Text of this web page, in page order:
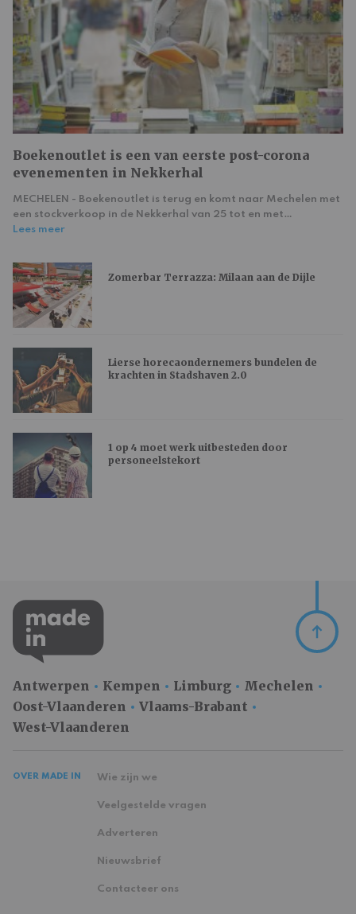
Boekenoutlet is een van eerste post-corona
evenementen in Nekkerhal
MECHELEN - Boekenoutlet is terug en komt naar Mechelen met
een stockverkoop in de Nekkerhal van 25 tot en met…
Lees meer
Zomerbar Terrazza: Milaan aan de Dijle
Lierse horecaondernemers bundelen de
krachten in Stadshaven 2.0
1 op 4 moet werk uitbesteden door
personeelstekort
Antwerpen Kempen Limburg
Mechelen
Oost-Vlaanderen
Vlaams-Brabant
West-Vlaanderen
OVER MADE IN Wie zijn we
Veelgestelde vragen
Adverteren
Nieuwsbrief
Contacteer ons